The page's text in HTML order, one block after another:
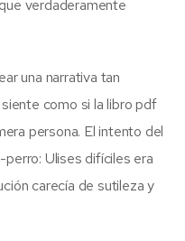
verdaderamente
una narrativa tan
como si la libro pdf
persona. El intento del
Ulises difíciles era
carecía de sutileza y